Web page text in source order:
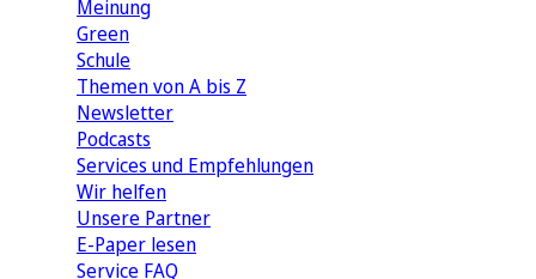
Meinung
Green
Schule
Themen von A bis Z
Newsletter
Podcasts
Services und Empfehlungen
Wir helfen
Unsere Partner
E-Paper lesen
Service FAQ